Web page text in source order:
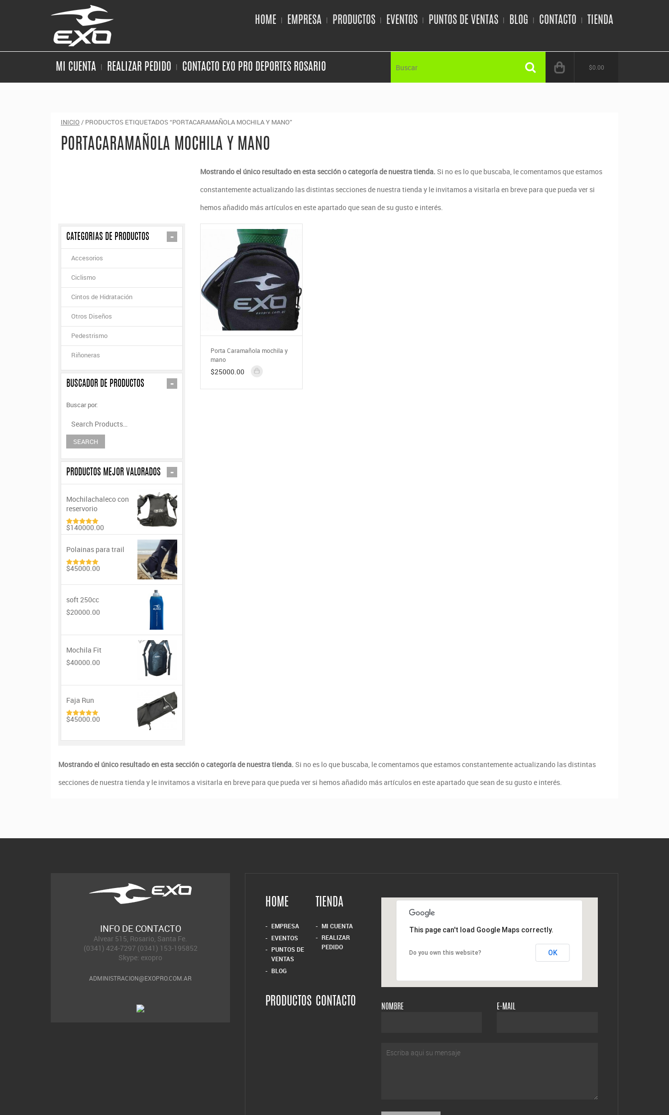
HOME EMPRESA PRODUCTOS EVENTOS PUNTOS DE VENTAS BLOG CONTACTO TIENDA
MI CUENTA REALIZAR PEDIDO CONTACTO EXO PRO DEPORTES ROSARIO $0.00
INICIO / PRODUCTOS ETIQUETADOS “PORTACARAMAÑOLA MOCHILA Y MANO”
PORTACARAMAÑOLA MOCHILA Y MANO
Mostrando el único resultado en esta sección o categoría de nuestra tienda. Si no es lo que buscaba, le comentamos que estamos
constantemente actualizando las distintas secciones de nuestra tienda y le invitamos a visitarla en breve para que pueda ver si
hemos añadido más artículos en este apartado que sean de su gusto e interés.
-
CATEGORIAS DE PRODUCTOS
Accesorios
Ciclismo
Cintos de Hidratación
Otros Diseños
Pedestrismo
Riñoneras
-
BUSCADOR DE PRODUCTOS
Buscar por:
-
PRODUCTOS MEJOR VALORADOS
Mochilachaleco con
reservorio
5.00de 5
$140000.00
Polainas para trail
5.00
$45000.00
soft 250cc
$20000.00
Mochila Fit
$40000.00
Faja Run
4.00
$45000.00
Porta Caramañola mochila y
mano
$25000.00
Mostrando el único resultado en esta sección o categoría de nuestra tienda. Si no es lo que buscaba, le comentamos que estamos constantemente actualizando las distintas
secciones de nuestra tienda y le invitamos a visitarla en breve para que pueda ver si hemos añadido más artículos en este apartado que sean de su gusto e interés.
INFO DE CONTACTO
Alvear 515, Rosario, Santa Fe.
(0341) 424-7297 (0341) 153-195852
Skype: exopro
ADMINISTRACION@EXOPRO.COM.AR
HOME
EMPRESA
EVENTOS
PUNTOS DE
VENTAS
BLOG
TIENDA
MI CUENTA
REALIZAR
PEDIDO
PRODUCTOS CONTACTO
This page can't load Google Maps correctly.
Do you own this website? OK
NOMBRE E-MAIL